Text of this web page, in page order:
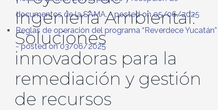
documentos de la SAMA.- posted on 05/06/2025
Reglas de operación del programa “Reverdece Yucatán”
- posted on 03/06/2025
Ingeniería Ambiental:
Soluciones
innovadoras para la
remediación y gestión
de recursos